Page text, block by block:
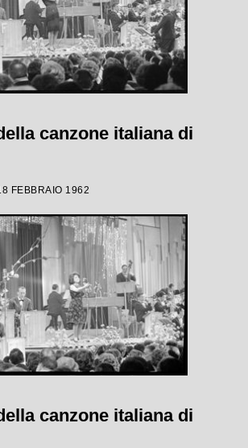
canzone italiana di
FEBBRAIO 1962
canzone italiana di